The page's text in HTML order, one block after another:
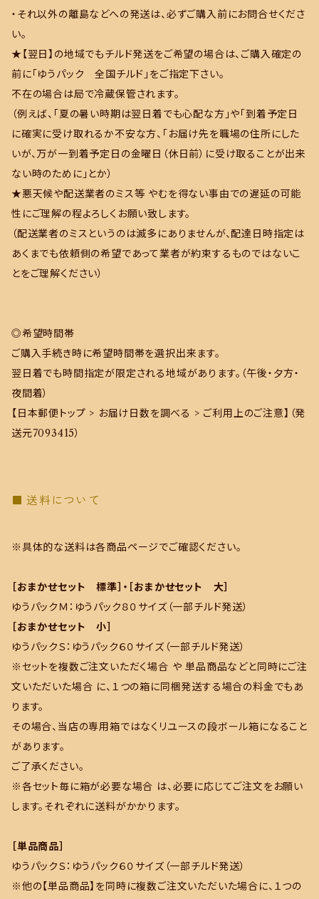
・それ以外の離島などへの発送は、必ずご購入前にお問合せくださ
い。
★【翌日】の地域でもチルド発送をご希望の場合は、ご購入確定の
前に「ゆうパック 全国チルド」をご指定下さい。
不在の場合は局で冷蔵保管されます。
（例えば、「夏の暑い時期は翌日着でも心配な方」や「到着予定日
に確実に受け取れるか不安な方、「お届け先を職場の住所にした
いが、万が一到着予定日の金曜日（休日前）に受け取ることが出来
ない時のために」とか）
★悪天候や配送業者のミス等 やむを得ない事由での遅延の可能
性にご理解の程よろしくお願い致します。
（配送業者のミスというのは滅多にありませんが、配達日時指定は
あくまでも依頼側の希望であって業者が約束するものではないこ
とをご理解ください）
◎希望時間帯
ご購入手続き時に希望時間帯を選択出来ます。
翌日着でも時間指定が限定される地域があります。（午後・夕方・
夜間着）
【日本郵便トップ > お届け日数を調べる > ご利用上のご注意】（発
送元7093415）
送料について
※具体的な送料は各商品ページでご確認ください。
［おまかせセット 標準］・［おまかせセット 大］
ゆうパックＭ：ゆうパック８０サイズ（一部チルド発送）
［おまかせセット 小］
ゆうパックＳ：ゆうパック６０サイズ（一部チルド発送）
※セットを複数ご注文いただく場合 や 単品商品などと同時にご注
文いただいた場合 に、１つの箱に同梱発送する場合の料金でもあ
ります。
その場合、当店の専用箱ではなくリユースの段ボール箱になること
があります。
ご了承ください。
※各セット毎に箱が必要な場合 は、必要に応じてご注文をお願い
します。それぞれに送料がかかります。
［単品商品］
ゆうパックＳ：ゆうパック６０サイズ（一部チルド発送）
※他の【単品商品】を同時に複数ご注文いただいた場合に、１つの